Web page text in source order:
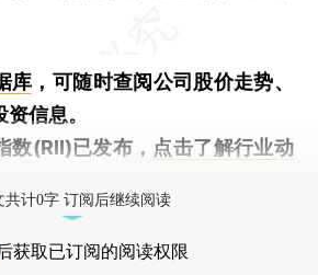
库 ，可随时查阅公司股价走势、
信息。
数(RII)已发布， 点击了解行业动
共计0字 订阅后继续阅读
获取已订阅的阅读权限